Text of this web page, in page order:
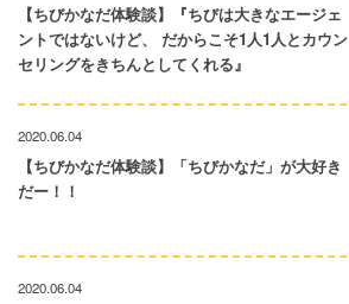
【ちびかなだ体験談】『ちびは大きなエージェ
ントではないけど、 だからこそ1人1人とカウン
セリングをきちんとしてくれる』
2020.06.04
【ちびかなだ体験談】「ちびかなだ」が大好き
だー！！
2020.06.04